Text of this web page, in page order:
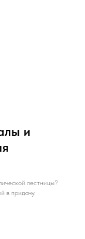
и
лестницы?
в придачу.